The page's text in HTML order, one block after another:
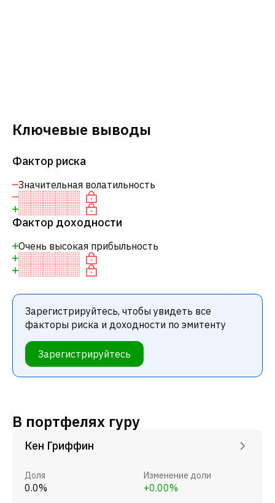
Ключевые выводы
Фактор риска
Значительная волатильность
Фактор доходности
Очень высокая прибыльность
Зарегистрируйтесь, чтобы увидеть все
факторы риска и доходности по эмитенту
Зарегистрируйтесь
В портфелях гуру
Кен Гриффин
Доля
0.0%
Изменение доли
+0.00%